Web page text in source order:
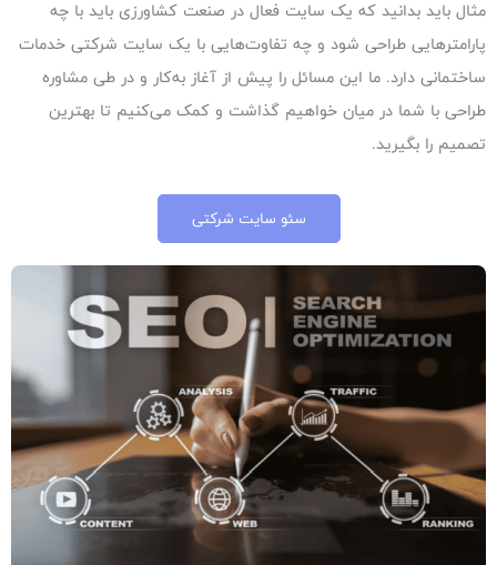
مثال باید بدانید که یک سایت فعال در صنعت کشاورزی باید با چه
پارامترهایی طراحی شود و چه تفاوت‌هایی با یک سایت شرکتی خدمات
ساختمانی دارد. ما این مسائل را پیش از آغاز به‌کار و در طی مشاوره‌
طراحی با شما در میان خواهیم گذاشت و کمک می‌کنیم تا بهترین
تصمیم را بگیرید.
سئو سایت شرکتی